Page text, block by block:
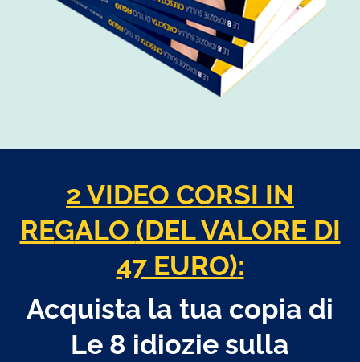
2 VIDEO CORSI IN
REGALO (DEL VALORE DI
47 EURO):
Acquista la tua copia di
Le 8 idiozie sulla